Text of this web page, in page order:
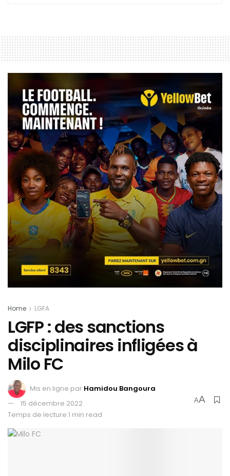
Home LGFA
LGFP : des sanctions
disciplinaires infligées à
Milo FC
Mis en ligne par Hamidou Bangoura
15 décembre 2022
Temps de lecture:1 min read
AA